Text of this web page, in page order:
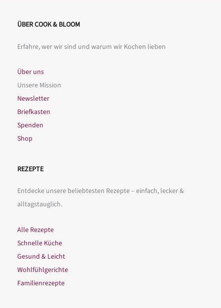
ÜBER COOK & BLOOM
Erfahre, wer wir sind und warum wir Kochen lieben
Über uns
Unsere Mission
Newsletter
Briefkasten
Spenden
Shop
REZEPTE
Entdecke unsere beliebtesten Rezepte – einfach, lecker &
alltagstauglich.
Alle Rezepte
Schnelle Küche
Gesund & Leicht
Wohlfühlgerichte
Familienrezepte